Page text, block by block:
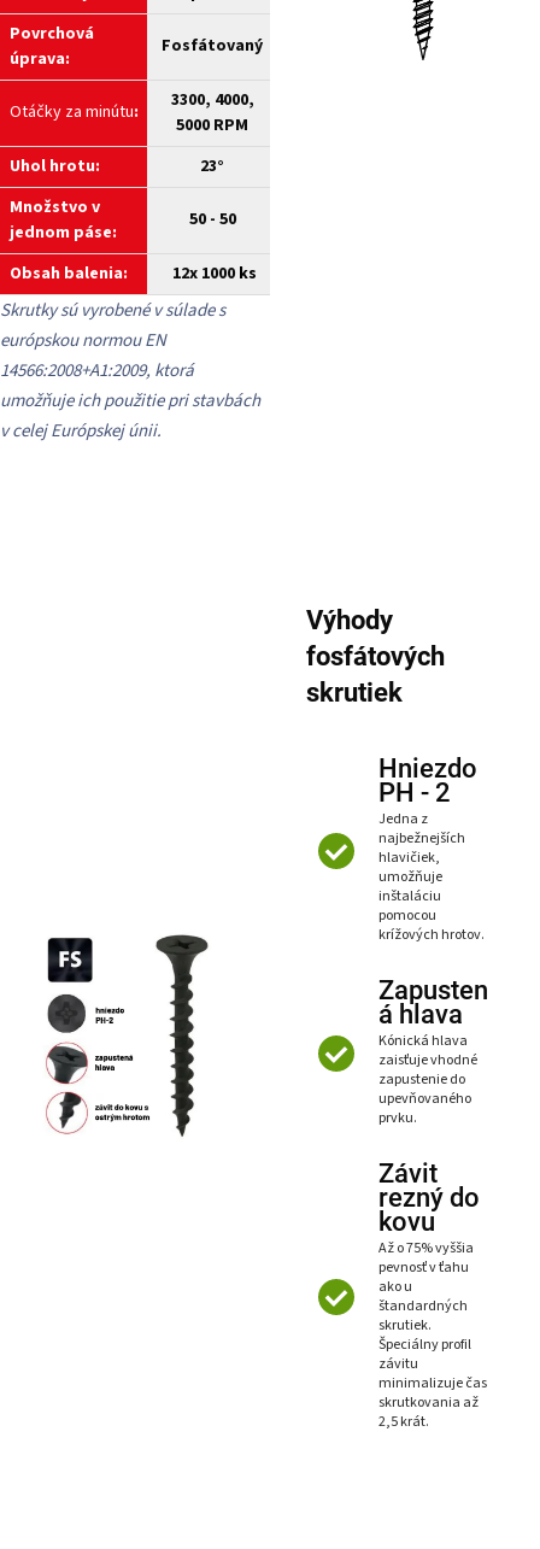
Povrchová
úprava:
Fosfátovaný
Otáčky za minútu:
3300, 4000,
5000 RPM
Uhol hrotu:
23°
Množstvo v
jednom páse:
50 - 50
Obsah balenia: 12x 1000ks
Skrutky sú vyrobené v súlade s
európskou normou EN
14566:2008+A1:2009, ktorá
umožňuje ich použitie pri stavbách
v celej Európskej únii.
Výhody
fosfátových
skrutiek
Hniezdo
PH - 2
Jedna z
najbežnejších
hlavičiek,
umožňuje
inštaláciu
pomocou
krížových hrotov.
Zapusten
á hlava
Kónická hlava
zaisťuje vhodné
zapustenie do
upevňovaného
prvku.
Závit
rezný do
kovu
Až o 75% vyššia
pevnosť v ťahu
ako u
štandardných
skrutiek.
Špeciálny profil
závitu
minimalizuje čas
skrutkovania až
2,5 krát.